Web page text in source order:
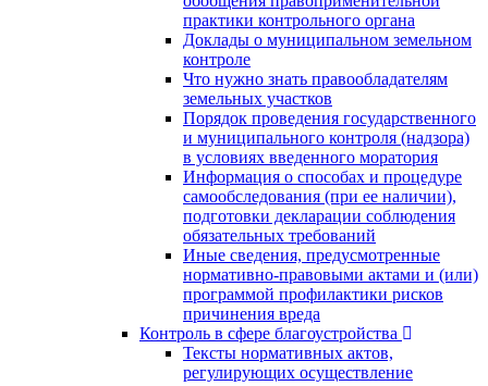
практики контрольного органа
Доклады о муниципальном земельном
контроле
Что нужно знать правообладателям
земельных участков
Порядок проведения государственного
и муниципального контроля (надзора)
в условиях введенного моратория
Информация о способах и процедуре
самообследования (при ее наличии),
подготовки декларации соблюдения
обязательных требований
Иные сведения, предусмотренные
нормативно-правовыми актами и (или)
программой профилактики рисков
причинения вреда
Контроль в сфере благоустройства
Тексты нормативных актов,
регулирующих осуществление